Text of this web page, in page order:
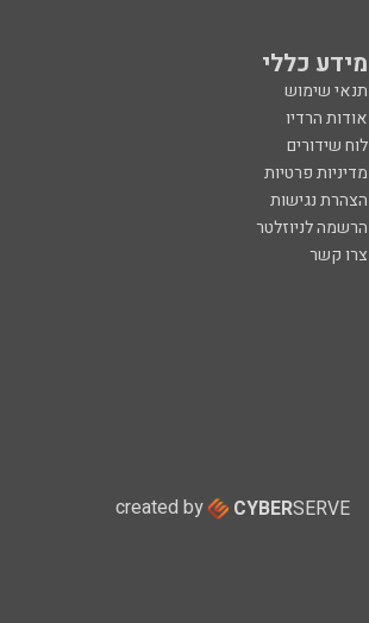
מידע כללי
תנאי שימוש
אודות הרדיו
לוח שידורים
מדיניות פרטיות
הצהרת נגישות
הרשמה לניוזלטר
צרו קשר
created by CYBERSERVE